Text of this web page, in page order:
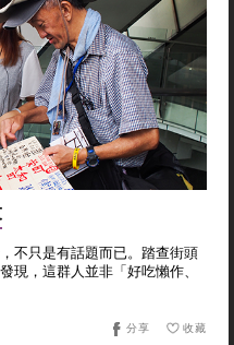
不只是有話題而已。踏查街頭
現，這群人並非「好吃懶作、
收藏
分享